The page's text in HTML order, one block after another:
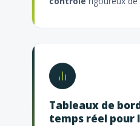
Tableaux de
temps réel pour